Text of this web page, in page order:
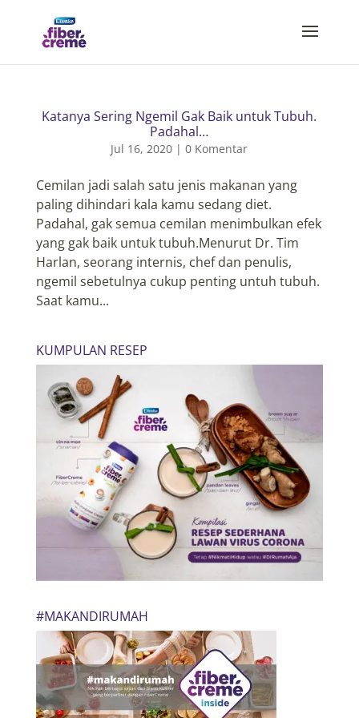
Katanya Sering Ngemil Gak Baik untuk Tubuh.
Padahal…
Jul 16, 2020 |0 Komentar
Cemilan jadi salah satu jenis makanan yang
paling dihindari kala kamu sedang diet.
Padahal, gak semua cemilan menimbulkan efek
yang gak baik untuk tubuh.Menurut Dr. Tim
Harlan, seorang internis, chef dan penulis,
ngemil sebetulnya cukup penting untuh tubuh.
Saat kamu...
KUMPULAN RESEP
#MAKANDIRUMAH